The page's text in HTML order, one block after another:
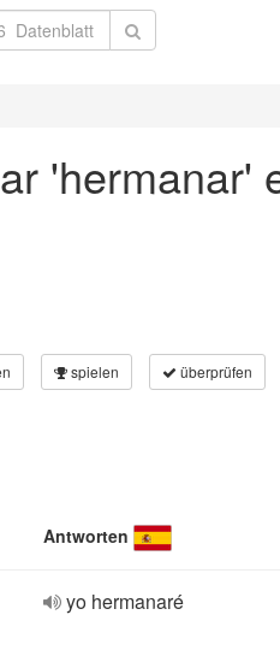
'hermanar'
spielen überprüfen
Antworten
yo hermanaré